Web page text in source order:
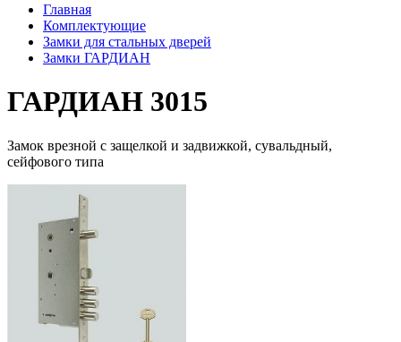
Главная
Комплектующие
Замки для стальных дверей
Замки ГАРДИАН
ГАРДИАН 3015
Замок врезной с защелкой и задвижкой, сувальдный,
сейфового типа